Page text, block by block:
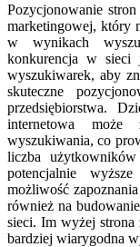
Pozycjonowanie
marketingowej, który
w wynikach
konkurencja w sieci
wyszukiwarek, aby
skuteczne
przedsiębiorstwa.
internetowa
wyszukiwania, co
liczba
potencjalnie
możliwość
również na
sieci. Im wyżej
bardziej wiarygodna